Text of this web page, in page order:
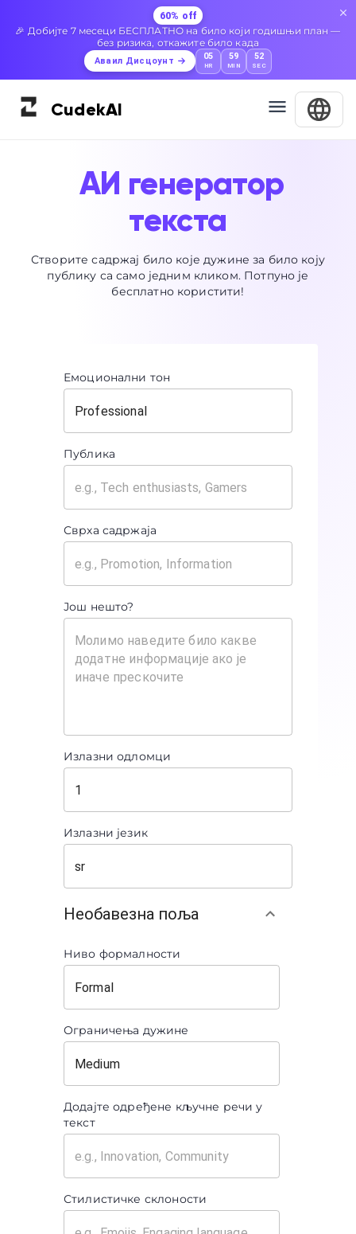
60% off
🎉 Добијте 7 месеци БЕСПЛАТНО на било који годишњи план —
без ризика, откажите било када
Аваил Дисцоунт 05
HR
59
MIN
52
SEC
CudekAI
АИ генератор
текста
Створите садржај било које дужине за било коју
публику са само једним кликом. Потпуно је
бесплатно користити!
Емоционални тон
Публика
Сврха садржаја
Још нешто?
Излазни одломци
Излазни језик
Необавезна поља
Ниво формалности
Ограничења дужине
Додајте одређене кључне речи у
текст
Стилистичке склоности